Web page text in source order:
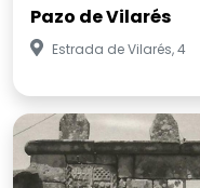
Pazo de Vilarés
Estrada de Vilarés, 4